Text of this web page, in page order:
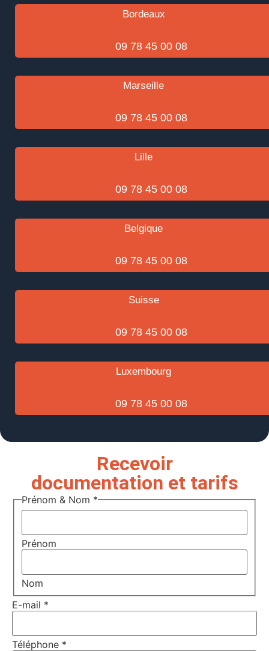
Bordeaux
09 78 45 00 08
Marseille
09 78 45 00 08
Lille
09 78 45 00 08
Belgique
09 78 45 00 08
Suisse
09 78 45 00 08
Luxembourg
09 78 45 00 08
Recevoir
documentation et tarifs
Prénom & Nom *
Prénom
Nom
E-mail *
Téléphone *